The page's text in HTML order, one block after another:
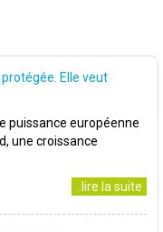
Elle veut
puissance européenne
une croissance
..lire la suite